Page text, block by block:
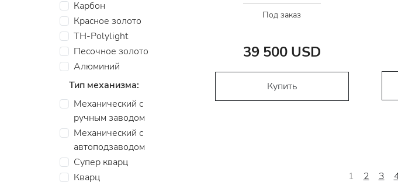
Карбон
Красное золото
TH-Polylight
Песочное золото
Алюминий
Тип механизма:
Механический с
ручным заводом
Механический с
автоподзаводом
Супер кварц
Кварц
Под заказ
39 500 USD
Купить
1 2 3